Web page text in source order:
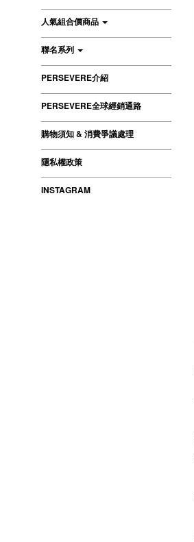
人氣組合價商品
聯名系列
PERSEVERE介紹
PERSEVERE全球經銷通路
購物須知 & 消費爭議處理
隱私權政策
INSTAGRAM